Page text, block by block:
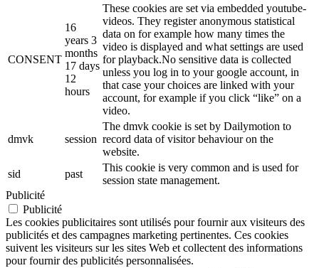
CONSENT
16
years 3
months
17 days
12
hours
These cookies are set via embedded youtube-
videos. They register anonymous statistical
data on for example how many times the
video is displayed and what settings are used
for playback.No sensitive data is collected
unless you log in to your google account, in
that case your choices are linked with your
account, for example if you click “like” on a
video.
dmvk session
The dmvk cookie is set by Dailymotion to
record data of visitor behaviour on the
website.
sid
past
This cookie is very common and is used for
session state management.
Publicité
Publicité
Les cookies publicitaires sont utilisés pour fournir aux visiteurs des
publicités et des campagnes marketing pertinentes. Ces cookies
suivent les visiteurs sur les sites Web et collectent des informations
pour fournir des publicités personnalisées.